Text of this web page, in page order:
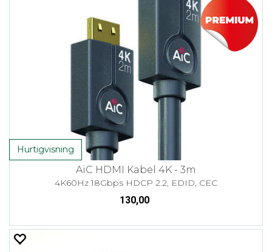
Hurtigvisning
AiC HDMI Kabel 4K - 3m
4K60Hz 18Gbps HDCP 2.2, EDID, CEC
130,00